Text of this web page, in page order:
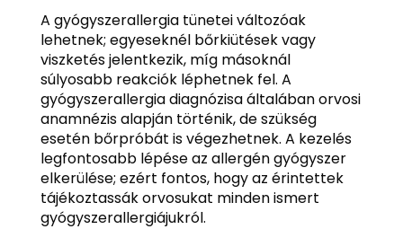
A gyógyszerallergia tünetei változóak
lehetnek; egyeseknél bőrkiütések vagy
viszketés jelentkezik, míg másoknál
súlyosabb reakciók léphetnek fel. A
gyógyszerallergia diagnózisa általában orvosi
anamnézis alapján történik, de szükség
esetén bőrpróbát is végezhetnek. A kezelés
legfontosabb lépése az allergén gyógyszer
elkerülése; ezért fontos, hogy az érintettek
tájékoztassák orvosukat minden ismert
gyógyszerallergiájukról.